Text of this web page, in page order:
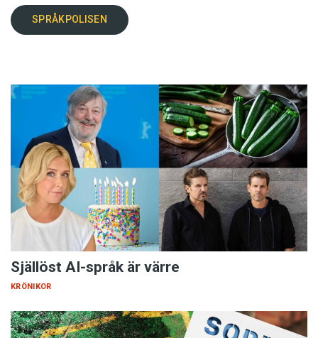
SPRÅKPOLISEN
Själlöst AI-språk är värre
KRÖNIKOR